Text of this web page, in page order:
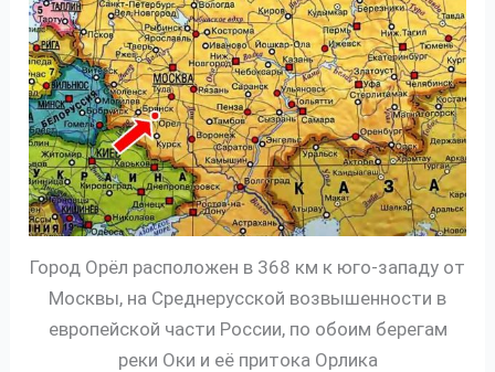
Город Орёл расположен в 368 км к юго-западу от
Москвы, на Среднерусской возвышенности в
европейской части России, по обоим берегам
реки Оки и её притока Орлика